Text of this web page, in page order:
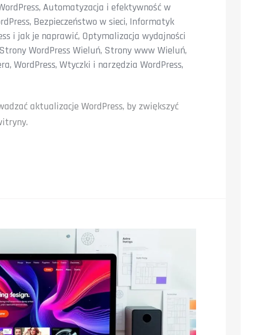
, Automatyzacja i efektywność w
, Bezpieczeństwo w sieci, Informatyk
i jak je naprawić, Optymalizacja wydajności
Strony WordPress Wieluń, Strony www Wieluń,
, WordPress, Wtyczki i narzędzia WordPress,
aktualizacje WordPress, by zwiększyć